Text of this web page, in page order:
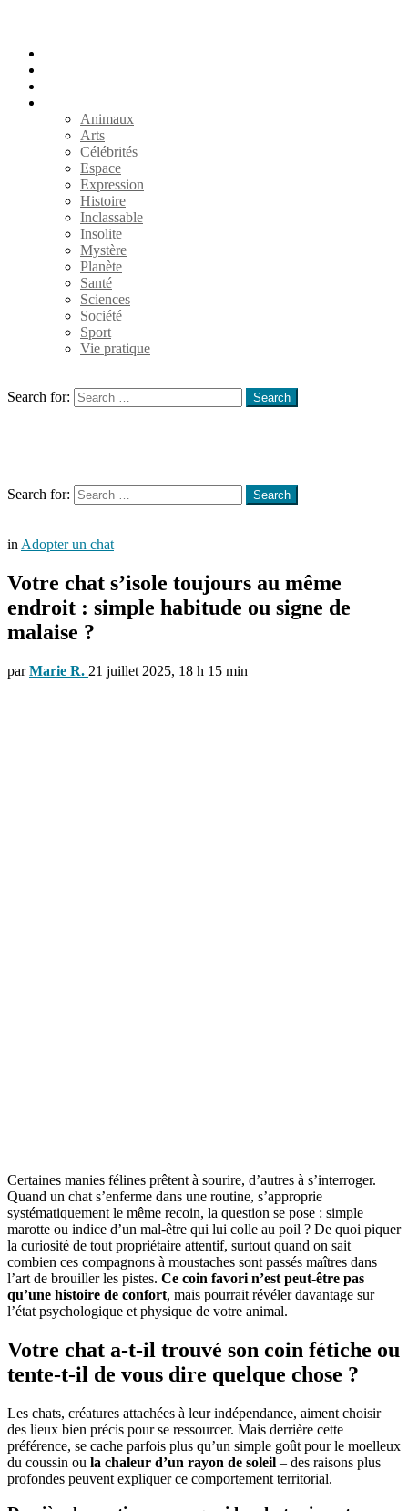
Animaux
Arts
Célébrités
Espace
Expression
Histoire
Inclassable
Insolite
Mystère
Planète
Santé
Sciences
Société
Sport
Vie pratique
Search for:
Search
Search for:
Search
in Adopter un chat
Votre chat s’isole toujours au même
endroit : simple habitude ou signe de
malaise ?
par Marie R. 21 juillet 2025, 18 h 15 min
Certaines manies félines prêtent à sourire, d’autres à s’interroger.
Quand un chat s’enferme dans une routine, s’approprie
systématiquement le même recoin, la question se pose : simple
marotte ou indice d’un mal-être qui lui colle au poil ? De quoi piquer
la curiosité de tout propriétaire attentif, surtout quand on sait
combien ces compagnons à moustaches sont passés maîtres dans
l’art de brouiller les pistes. Ce coin favori n’est peut-être pas
qu’une histoire de confort, mais pourrait révéler davantage sur
l’état psychologique et physique de votre animal.
Votre chat a-t-il trouvé son coin fétiche ou
tente-t-il de vous dire quelque chose ?
Les chats, créatures attachées à leur indépendance, aiment choisir
des lieux bien précis pour se ressourcer. Mais derrière cette
préférence, se cache parfois plus qu’un simple goût pour le moelleux
du coussin ou la chaleur d’un rayon de soleil – des raisons plus
profondes peuvent expliquer ce comportement territorial.